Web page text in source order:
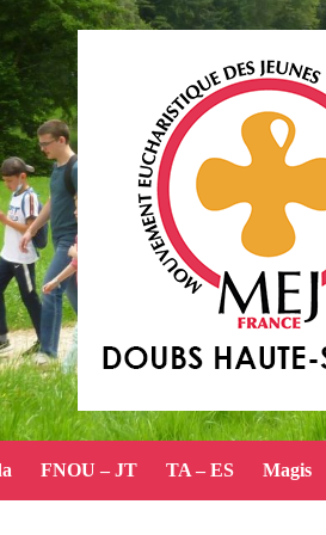
FNOU – JT TA – ES Magis